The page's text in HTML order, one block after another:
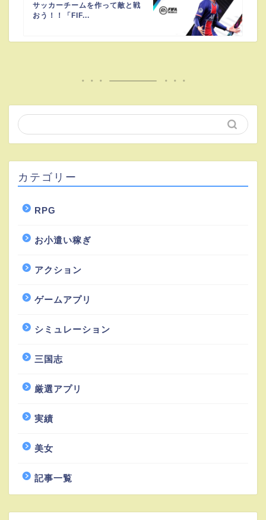
サッカーチームを作って敵と戦
おう！！「FIF...
カテゴリー
RPG
お小遣い稼ぎ
アクション
ゲームアプリ
シミュレーション
三国志
厳選アプリ
実績
美女
記事一覧